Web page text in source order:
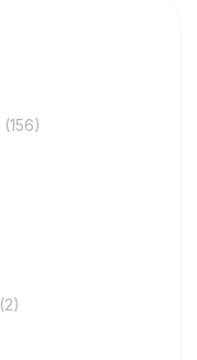
(156)
(2)